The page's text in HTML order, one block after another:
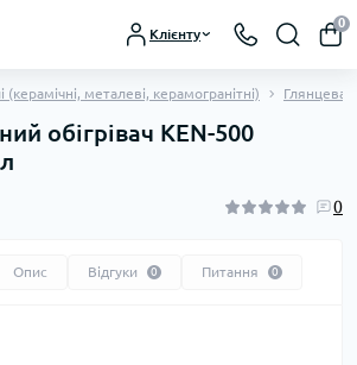
Клієнту
0
(керамічні, металеві, керамогранітні) Глянцева
обігрівач KEN-500
0
Опис Відгуки 0 Питання 0